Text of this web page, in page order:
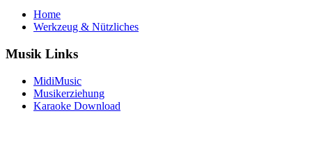
Home
Werkzeug & Nützliches
Musik Links
MidiMusic
Musikerziehung
Karaoke Download